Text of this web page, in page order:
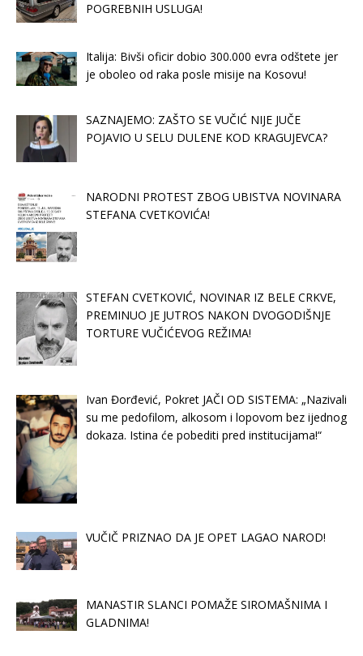
POGREBNIH USLUGA!
Italija: Bivši oficir dobio 300.000 evra odštete jer
je oboleo od raka posle misije na Kosovu!
SAZNAJEMO: ZAŠTO SE VUČIĆ NIJE JUČE
POJAVIO U SELU DULENE KOD KRAGUJEVCA?
NARODNI PROTEST ZBOG UBISTVA NOVINARA
STEFANA CVETKOVIĆA!
STEFAN CVETKOVIĆ, NOVINAR IZ BELE CRKVE,
PREMINUO JE JUTROS NAKON DVOGODIŠNJE
TORTURE VUČIĆEVOG REŽIMA!
Ivan Đorđević, Pokret JAČI OD SISTEMA: „Nazivali
su me pedofilom, alkosom i lopovom bez ijednog
dokaza. Istina će pobediti pred institucijama!“
VUČIČ PRIZNAO DA JE OPET LAGAO NAROD!
MANASTIR SLANCI POMAŽE SIROMAŠNIMA I
GLADNIMA!